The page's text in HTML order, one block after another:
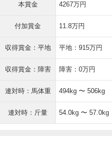
本賞金 4267万円
付加賞金 11.8万円
収得賞金：平地 平地：915万円
収得賞金：障害 障害：0万円
連対時：馬体重 494kg 〜 506kg
連対時：斤量 54.0kg 〜 57.0kg